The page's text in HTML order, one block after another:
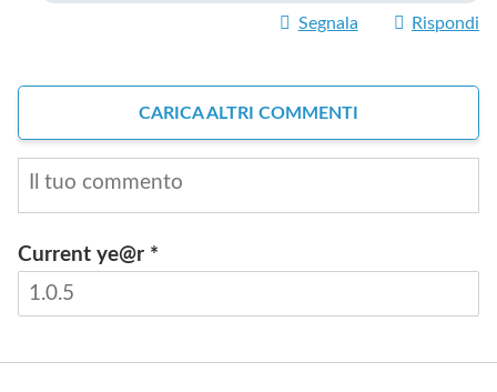
Segnala Rispondi
CARICA ALTRI COMMENTI
Current ye@r *